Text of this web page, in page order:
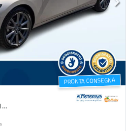
PRONTA CONSEGNA
3 5P 2.0 M-HYBRID EXCEED 150CV